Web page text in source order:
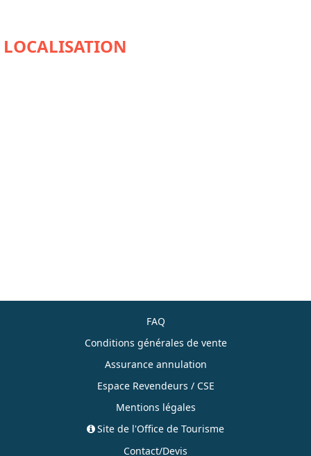
FAQ
Conditions générales de vente
Assurance annulation
Espace Revendeurs / CSE
Mentions légales
Site de l'Office de Tourisme
Contact/Devis